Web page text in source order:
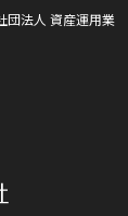
団法人 資産運用業